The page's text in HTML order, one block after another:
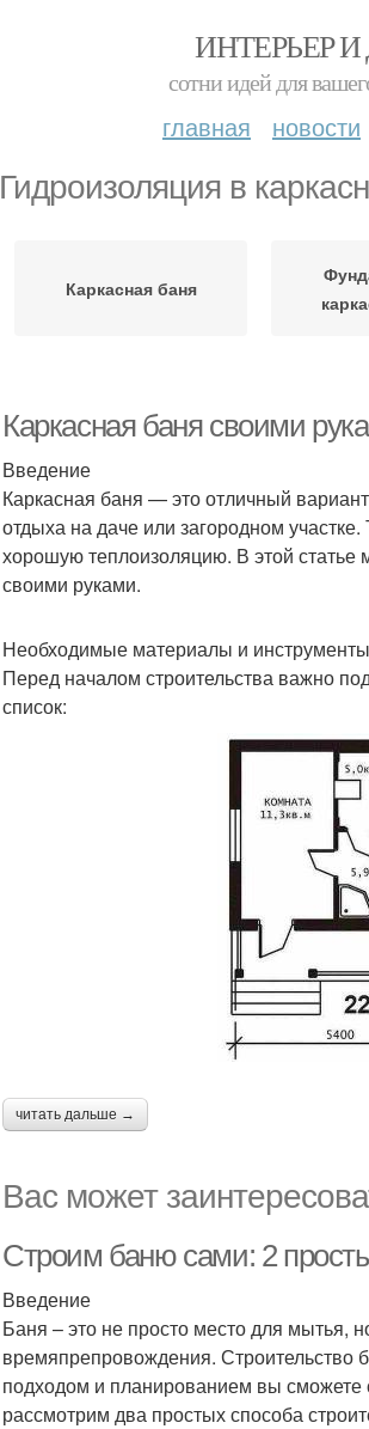
ИНТЕРЬЕР И
сотни идей для
главная новости
Гидроизоляция в
Каркасная баня
Каркасная баня своими
Введение
Каркасная баня — это отличный
отдыха на даче или загородном участке.
хорошую теплоизоляцию. В этой статье
своими руками.
Необходимые материалы и инструменты
Перед началом строительства важно
список:
читать дальше →
Вас может
Строим баню сами: 2
Введение
Баня – это не просто место для мытья,
времяпрепровождения. Строительство
подходом и планированием вы
рассмотрим два простых способа